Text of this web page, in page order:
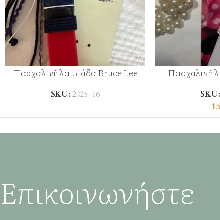
Πασχαλινή λαμπάδα Bruce Lee
SKU: 2025-16
Πασχαλινή
Επικοινωνήστε